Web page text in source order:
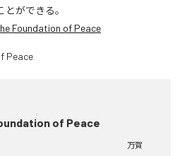
ができる。
Foundation of Peace
of Peace
万賀